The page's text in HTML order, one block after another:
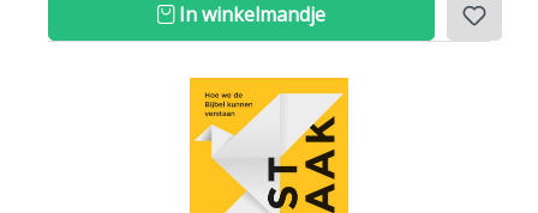
In winkelmandje